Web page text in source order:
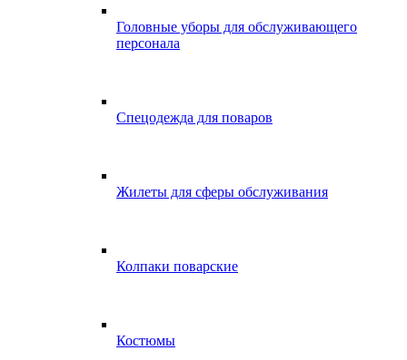
Головные уборы для обслуживающего
персонала
Спецодежда для поваров
Жилеты для сферы обслуживания
Колпаки поварские
Костюмы